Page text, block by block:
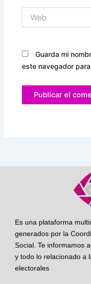
Guarda mi
este navegador
Es una plataforma
generados por la
Social. Te informamos
y todo lo relacionado a
electorales